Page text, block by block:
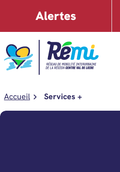
Aller au menu
Aller au contenu
Alertes
Accueil Services +